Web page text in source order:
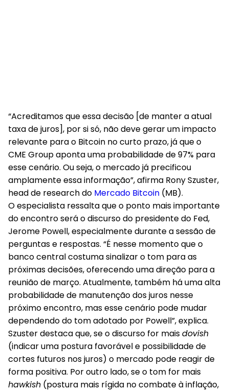
“Acreditamos que essa decisão [de manter a atual
taxa de juros], por si só, não deve gerar um impacto
relevante para o Bitcoin no curto prazo, já que o
CME Group aponta uma probabilidade de 97% para
esse cenário. Ou seja, o mercado já precificou
amplamente essa informação”, afirma Rony Szuster,
head de research do Mercado Bitcoin (MB).
O especialista ressalta que o ponto mais importante
do encontro será o discurso do presidente do Fed,
Jerome Powell, especialmente durante a sessão de
perguntas e respostas. “É nesse momento que o
banco central costuma sinalizar o tom para as
próximas decisões, oferecendo uma direção para a
reunião de março. Atualmente, também há uma alta
probabilidade de manutenção dos juros nesse
próximo encontro, mas esse cenário pode mudar
dependendo do tom adotado por Powell”, explica.
Szuster destaca que, se o discurso for maisdovish
(indicar uma postura favorável e possibilidade de
cortes futuros nos juros) o mercado pode reagir de
forma positiva. Por outro lado, se o tom for mais
hawkish (postura mais rígida no combate à inflação,